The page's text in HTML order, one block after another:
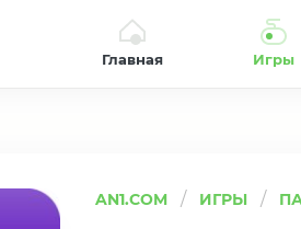
Главная Игры
AN1.COM ИГРЫ